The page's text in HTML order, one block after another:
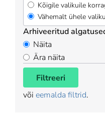
Kõigile valikuile
Vähemalt ühele
Arhiveeritud
Näita
Ära näita
Filtreeri
või eemalda filtrid.